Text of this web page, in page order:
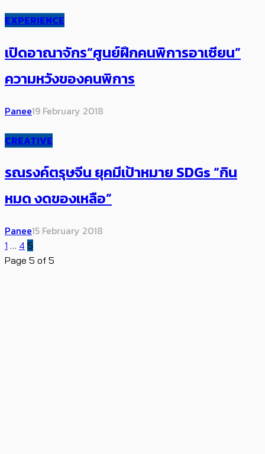
EXPERIENCE
เปิดอาณาจักร“ศูนย์ฝึกคนพิการอาเซียน”
ความหวังของคนพิการ
Panee19 February 2018
CREATIVE
รณรงค์ตรุษจีน ยุคมีเป้าหมาย SDGs “กิน
หมด งดของเหลือ”
Panee15 February 2018
1 … 4 5
Page 5 of 5